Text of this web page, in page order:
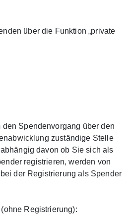
über die Funktion „private
Spendenvorgang über den
zuständige Stelle
davon ob Sie sich als
registrieren, werden von
der Registrierung als Spender
Registrierung):